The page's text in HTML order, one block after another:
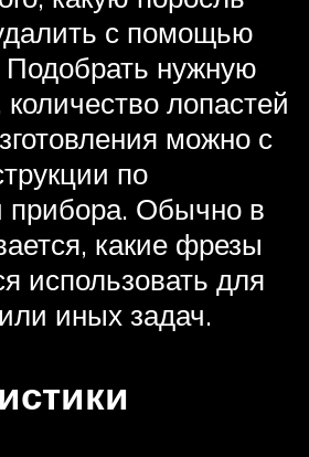
с помощью
Подобрать нужную
лопастей
можно с
по
прибора. Обычно в
какие фрезы
использовать для
иных задач.